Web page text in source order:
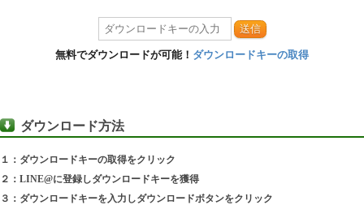
送信
無料でダウンロードが可能！ ダウンロードキーの取得
ダウンロード方法
１：ダウンロードキーの取得をクリック
２：LINE@に登録しダウンロードキーを獲得
３：ダウンロードキーを入力しダウンロードボタンをクリック